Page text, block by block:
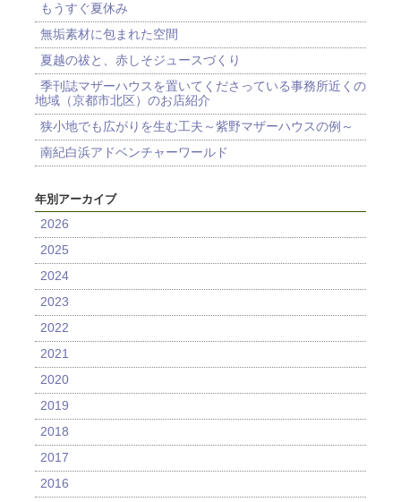
もうすぐ夏休み
無垢素材に包まれた空間
夏越の祓と、赤しそジュースづくり
季刊誌マザーハウスを置いてくださっている事務所近くの
地域（京都市北区）のお店紹介
狭小地でも広がりを生む工夫～紫野マザーハウスの例～
南紀白浜アドベンチャーワールド
年別アーカイブ
2026
2025
2024
2023
2022
2021
2020
2019
2018
2017
2016